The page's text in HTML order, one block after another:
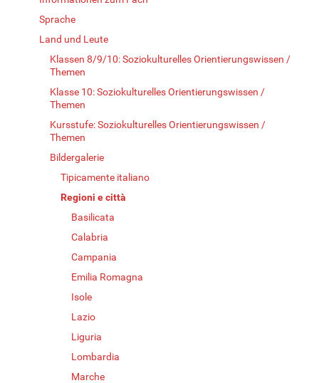
Sprache
Land und Leute
Klassen 8/9/10: Soziokulturelles Orientierungswissen /
Themen
Klasse 10: Soziokulturelles Orientierungswissen /
Themen
Kursstufe: Soziokulturelles Orientierungswissen /
Themen
Bildergalerie
Tipicamente italiano
Regioni e città
Basilicata
Calabria
Campania
Emilia Romagna
Isole
Lazio
Liguria
Lombardia
Marche